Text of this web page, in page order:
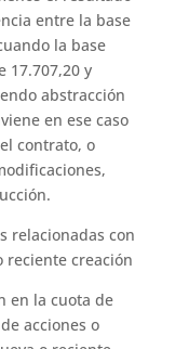
entre la base
la base
17.707,20 y
abstracción
en ese caso
contrato, o
relacionadas con
reciente creación
en la cuota de
acciones o